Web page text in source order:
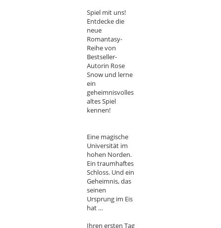
Spiel mit uns!
Entdecke die
neue
Romantasy-
Reihe von
Bestseller-
Autorin Rose
Snow und lerne
ein
geheimnisvolles
altes Spiel
kennen!
Eine magische
Universität im
hohen Norden.
Ein traumhaftes
Schloss. Und ein
Geheimnis, das
seinen
Ursprung im Eis
hat …
Ihren ersten Tag